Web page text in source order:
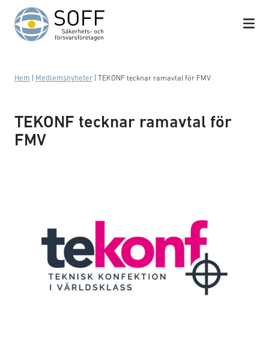
Hoppa till innehåll
Hem Medlemsnyheter TEKONF tecknar ramavtal för FMV
TEKONF tecknar ramavtal för
FMV